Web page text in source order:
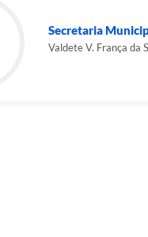
Secretaria
Valdete V. França da